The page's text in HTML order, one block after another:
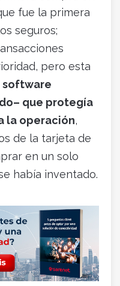
fue la primera
seguros;
pero esta
software
que protegía
la operación,
de la tarjeta de
en un solo
había inventado.